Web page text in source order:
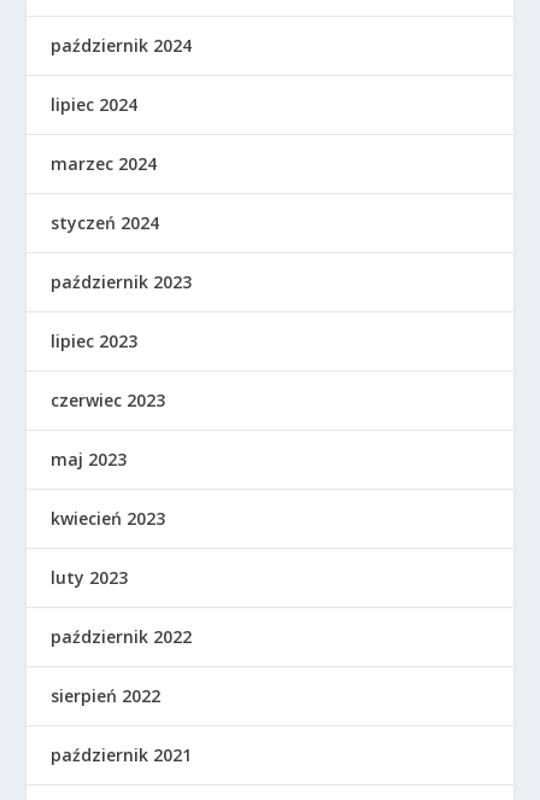
październik 2024
lipiec 2024
marzec 2024
styczeń 2024
październik 2023
lipiec 2023
czerwiec 2023
maj 2023
kwiecień 2023
luty 2023
październik 2022
sierpień 2022
październik 2021